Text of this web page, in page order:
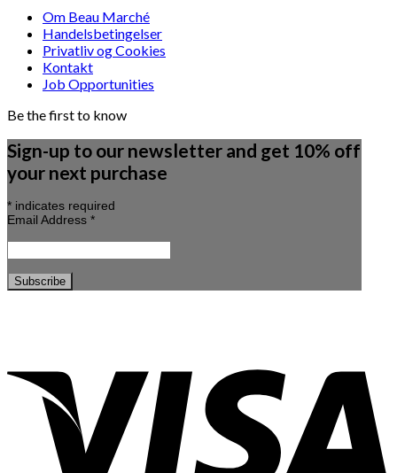
Om Beau Marché
Handelsbetingelser
Privatliv og Cookies
Kontakt
Job Opportunities
Be the first to know
Sign-up to our newsletter and get 10% off
your next purchase
* indicates required
Email Address *